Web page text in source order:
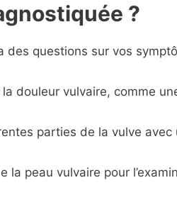
?
des questions sur vos
douleur vulvaire, comme
parties de la vulve
peau vulvaire pour